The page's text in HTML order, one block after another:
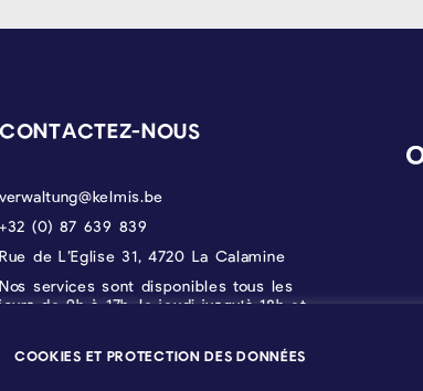
CONTACTEZ-NOUS
verwaltung@kelmis.be
+32 (0) 87 639 839
Rue de L’Eglise 31, 4720 La Calamine
Nos services sont disponibles tous les
jours de 9h à 17h, le jeudi jusqu'à 18h et
COOKIES ET PROTECTION DES DONNÉES